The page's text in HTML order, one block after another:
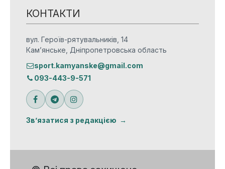
КОНТАКТИ
вул. Героїв-рятувальників, 14
Кам’янське, Дніпропетровська область
sport.kamyanske@gmail.com
093-443-9-571
Зв’язатися з редакцією